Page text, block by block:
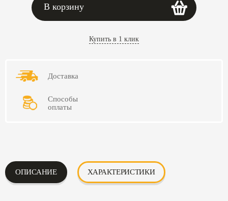
В корзину
Купить в 1 клик
Доставка
Способы
оплаты
ОПИСАНИЕ ХАРАКТЕРИСТИКИ